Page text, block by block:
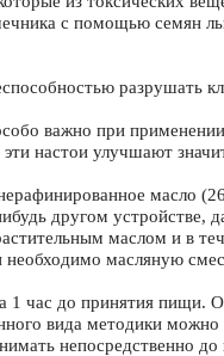
с помощью семян
разрушать
важно при
настои улучшают
масло
другом устройстве,
маслом и в
масляную
1 час до принятия
вида методики можно
непосредственно